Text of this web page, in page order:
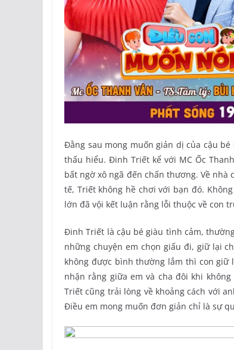
Đằng sau mong muốn giản dị của cậu
thấu hiểu. Đinh Triết kể với MC Ốc
bất ngờ xô ngã đến chấn thương. Về nhà
tế, Triết không hề chơi với bạn đó.
lớn đã vội kết luận rằng lỗi thuộc về con
Đinh Triết là cậu bé giàu tình cảm,
những chuyện em chọn giấu đi, giữ lại
không được bình thường lắm thì con giữ
nhận rằng giữa em và cha đôi khi
Triết cũng trải lòng về khoảng cách với
Điều em mong muốn đơn giản chỉ là sự